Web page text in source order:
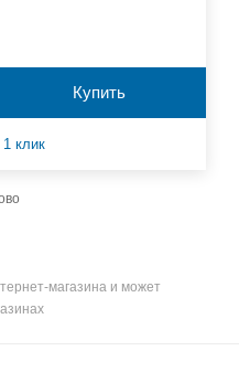
Купить
клик
магазина и может